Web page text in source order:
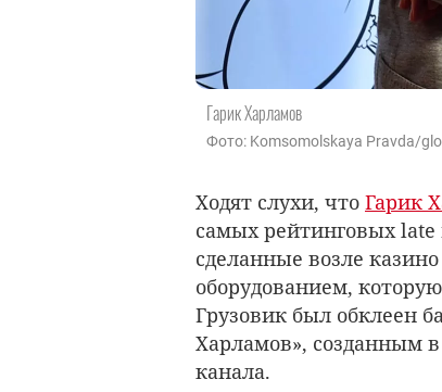
Гарик Харламов
Фото: Komsomolskaya Pravda/
Ходят слухи, что Гарик
самых рейтинговых l
сделанные возле
оборудованием,
Грузовик был обклеен
Харламов», созданным
канала.